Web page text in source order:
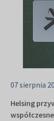
07 sierpnia
Helsing